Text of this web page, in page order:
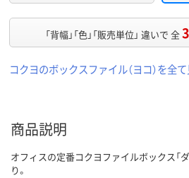
「背幅」「色」「販売単位」 違いで 全
コクヨのボックスファイル（ヨコ）を全
商品説明
オフィスの定番コクヨファイルボックス「
り。